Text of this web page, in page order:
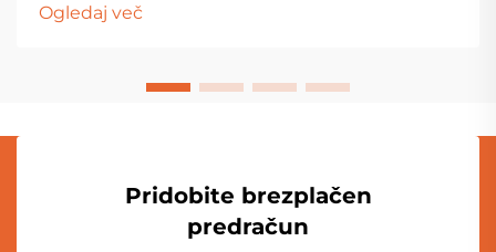
igračarskih škatlah otrok kot v razstavnih vitrinah
Ogledaj več
Pridobite brezplačen
predračun